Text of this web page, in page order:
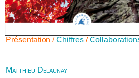
Présentation /Chiffres /
Matthieu Delaunay